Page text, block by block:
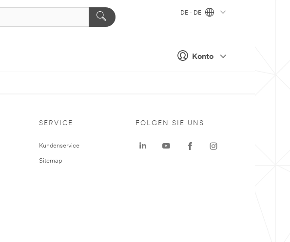
Konto
DE - DE
SERVICE
Kundenservice
Sitemap
FOLGEN SIE UNS